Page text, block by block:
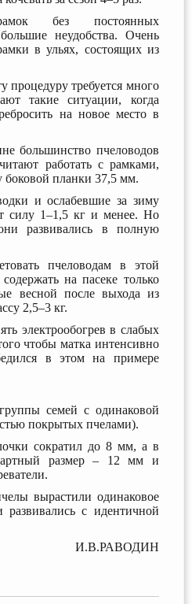
без постоянных
неудобства. Очень
в ульях, состоящих из
процедуру требуется много
такие ситуации, когда
на новое место в
большинство пчеловодов
работать с рамками,
планки 37,5 мм.
и ослабевшие за зиму
силу 1–1,5 кг и менее. Но
развивались в полную
пчеловодам в этой
на пасеке только
весной после выхода из
2,5–3 кг.
электрообогрев в слабых
чтобы матка интенсивно
в этом на примере
семей с одинаковой
покрытых пчелами).
сократил до 8 мм, а в
размер – 12 мм и
вырастили одинаковое
развивались с идентичной
И.В.РАВОДИН